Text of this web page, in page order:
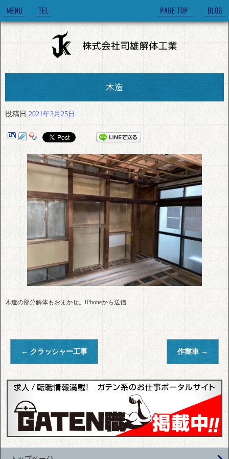
木造
投稿日 2021年3月25日
木造の部分解体もおまかせ。iPhoneから送信
← クラッシャー工事 作業車 →